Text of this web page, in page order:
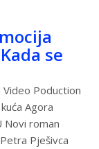
se
Poduction
Agora
Novi roman
Pješivca